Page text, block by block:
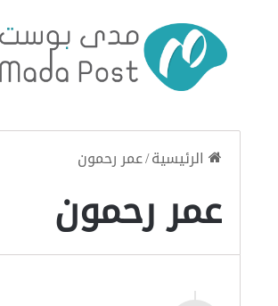
الرئيسية/عمر رحمون
عمر رحمون